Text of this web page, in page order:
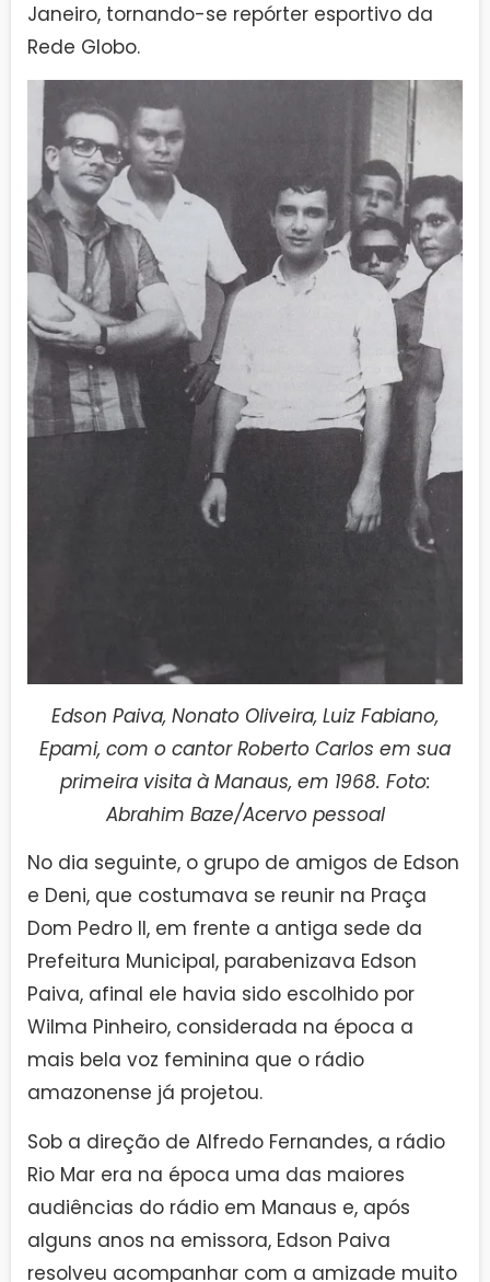
Janeiro, tornando-se repórter esportivo da
Rede Globo.
Edson Paiva, Nonato Oliveira, Luiz Fabiano,
Epami, com o cantor Roberto Carlos em sua
primeira visita à Manaus, em 1968. Foto:
Abrahim Baze/Acervo pessoal
No dia seguinte, o grupo de amigos de Edson
e Deni, que costumava se reunir na Praça
Dom Pedro II, em frente a antiga sede da
Prefeitura Municipal, parabenizava Edson
Paiva, afinal ele havia sido escolhido por
Wilma Pinheiro, considerada na época a
mais bela voz feminina que o rádio
amazonense já projetou.
Sob a direção de Alfredo Fernandes, a rádio
Rio Mar era na época uma das maiores
audiências do rádio em Manaus e, após
alguns anos na emissora, Edson Paiva
resolveu acompanhar com a amizade muito